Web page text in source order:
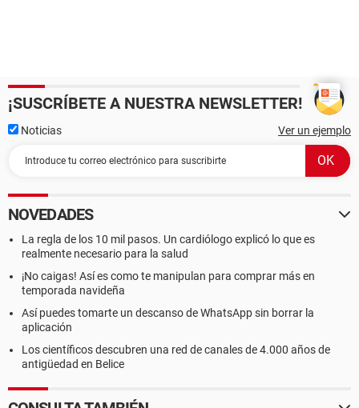
¡SUSCRÍBETE A NUESTRA NEWSLETTER!
Noticias Ver un ejemplo
NOVEDADES
La regla de los 10 mil pasos. Un cardiólogo explicó lo que es
realmente necesario para la salud
¡No caigas! Así es como te manipulan para comprar más en
temporada navideña
Así puedes tomarte un descanso de WhatsApp sin borrar la
aplicación
Los científicos descubren una red de canales de 4.000 años de
antigüedad en Belice